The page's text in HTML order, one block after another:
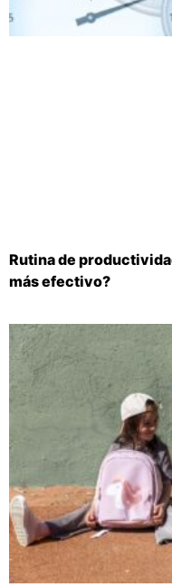
Rutina de
más efectivo?